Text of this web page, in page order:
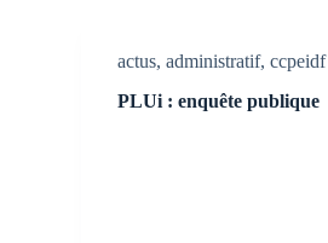
actus,administratif,ccpeidf
PLUi : enquête publique